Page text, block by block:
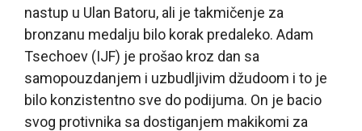
nastup u Ulan Batoru, ali je takmičenje za
bronzanu medalju bilo korak predaleko. Adam
Tsechoev (IJF) je prošao kroz dan sa
samopouzdanjem i uzbudljivim džudoom i to je
bilo konzistentno sve do podijuma. On je bacio
svog protivnika sa dostiganjem makikomi za